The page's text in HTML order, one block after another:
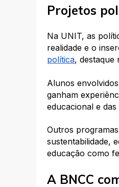
Projetos
Na UNIT, as
realidade e o
política, destaque
Alunos
ganham
educacional e
Outros
sustentabilidade,
educação como
A BNCC